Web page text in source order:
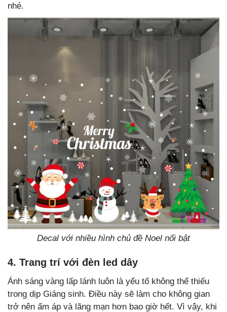
nhé.
Decal với nhiều hình chủ đề Noel nổi bật
4. Trang trí với đèn led dây
Ánh sáng vàng lấp lánh luôn là yếu tố không thể thiếu
trong dịp Giáng sinh. Điều này sẽ làm cho không gian
trở nên ấm áp và lãng mạn hơn bao giờ hết. Vì vậy, khi